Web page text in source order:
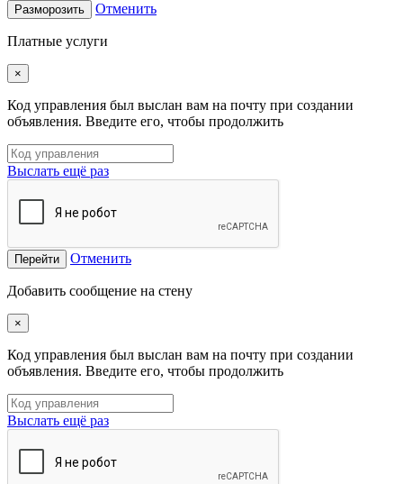
Разморозить Отменить
Платные услуги
×
Код управления был выслан вам на почту при создании
объявления. Введите его, чтобы продолжить
Выслать ещё раз
Перейти Отменить
Добавить сообщение на стену
×
Код управления был выслан вам на почту при создании
объявления. Введите его, чтобы продолжить
Выслать ещё раз